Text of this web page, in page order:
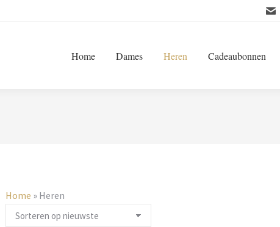
Home Dames Heren Cadeaubonnen
Home » Heren